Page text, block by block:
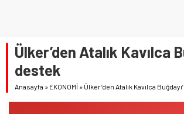
Ülker’den Atalık Kavılca
destek
Anasayfa » EKONOMİ » Ülker’den Atalık Kavılca